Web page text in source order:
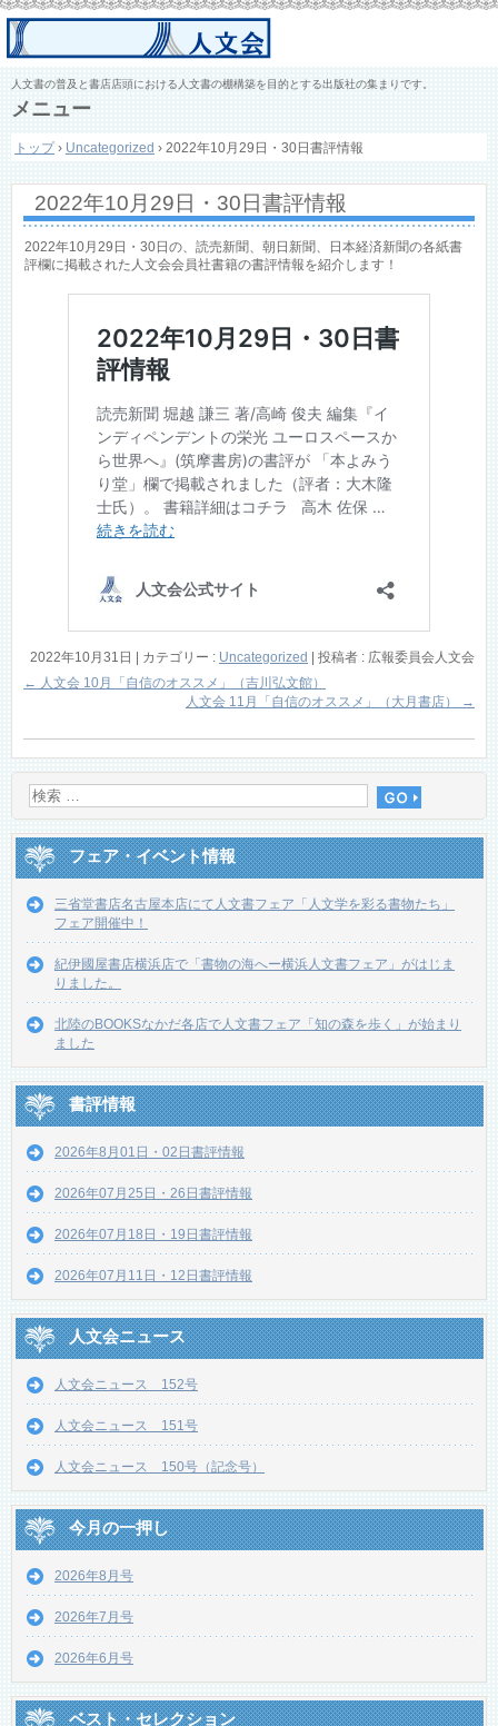
人文書の普及と書店店頭における人文書の棚構築を目的とする出版社の集まりです。
メニュー
ン
ン
へ
トップ › Uncategorized › 2022年10月29日・30日書評情報
2022年10月29日・30日書評情報
2022年10月29日・30日の、読売新聞、朝日新聞、日本経済新聞の各紙書
評欄に掲載された人文会会員社書籍の書評情報を紹介します！
2022年10月31日 | カテゴリー : Uncategorized | 投稿者 : 広報委員会人文会
← 人文会 10月「自信のオススメ」（吉川弘文館）
人文会 11月「自信のオススメ」（大月書店）
→
フェア・イベント情報
三省堂書店名古屋本店にて人文書フェア「人文学を彩る書物たち」
フェア開催中！
紀伊國屋書店横浜店で「書物の海へー横浜人文書フェア」がはじま
りました。
北陸のBOOKSなかだ各店で人文書フェア「知の森を歩く」が始まり
ました
書評情報
2026年8月01日・02日書評情報
2026年07月25日・26日書評情報
2026年07月18日・19日書評情報
2026年07月11日・12日書評情報
人文会ニュース
人文会ニュース 152号
人文会ニュース 151号
人文会ニュース 150号（記念号）
今月の一押し
2026年8月号
2026年7月号
2026年6月号
ベスト・セレクション